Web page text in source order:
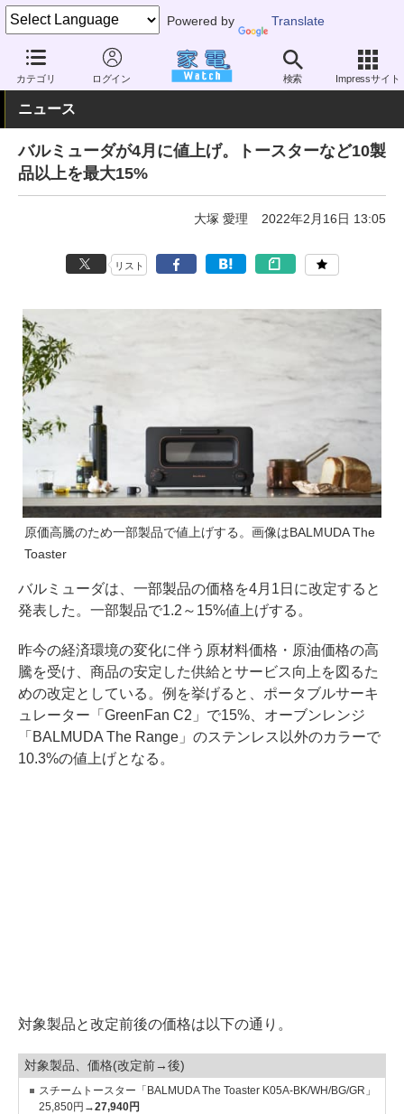
Powered by Translate
カテゴリ ログイン 検索 Impressサイト
家電 Watch 業界動向 業界動向 企業動向
ニュース
バルミューダが4月に値上げ。トースターなど10製
品以上を最大15%
大塚 愛理 2022年2月16日 13:05
リスト
原価高騰のため一部製品で値上げする。画像はBALMUDA The
Toaster
バルミューダは、一部製品の価格を4月1日に改定すると
発表した。一部製品で1.2～15%値上げする。
昨今の経済環境の変化に伴う原材料価格・原油価格の高
騰を受け、商品の安定した供給とサービス向上を図るた
めの改定としている。例を挙げると、ポータブルサーキ
ュレーター「GreenFan C2」で15%、オーブンレンジ
「BALMUDA The Range」のステンレス以外のカラーで
10.3%の値上げとなる。
対象製品と改定前後の価格は以下の通り。
対象製品、価格(改定前→後)
スチームトースター「BALMUDA The Toaster K05A-BK/WH/BG/GR」
25,850円→27,940円